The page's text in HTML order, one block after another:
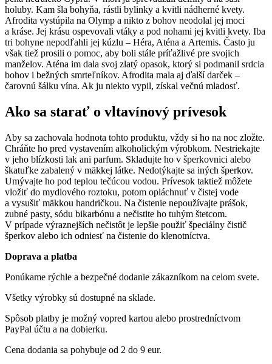
holuby. Kam šla bohyňa, rástli bylinky a kvitli nádherné kvety.
Afrodita vystúpila na Olymp a nikto z bohov neodolal jej moci
a kráse. Jej krásu ospevovali vtáky a pod nohami jej kvitli kvety. Iba
tri bohyne nepodľahli jej kúzlu – Héra, Aténa a Artemis. Často ju
však tiež prosili o pomoc, aby boli stále príťažlivé pre svojich
manželov. Aténa im dala svoj zlatý opasok, ktorý si podmanil srdcia
bohov i bežných smrteľníkov. Afrodita mala aj ďalší darček –
čarovnú šálku vína. Ak ju niekto vypil, získal večnú mladosť.
Ako sa starať o vltavínový prívesok
Aby sa zachovala hodnota tohto produktu, vždy si ho na noc zložte.
Chráňte ho pred vystavením alkoholickým výrobkom. Nestriekajte
v jeho blízkosti lak ani parfum. Skladujte ho v šperkovnici alebo
škatuľke zabalený v mäkkej látke. Nedotýkajte sa iných šperkov.
Umývajte ho pod teplou tečúcou vodou. Prívesok taktiež môžete
vložiť do mydlového roztoku, potom opláchnuť v čistej vode
a vysušiť mäkkou handričkou. Na čistenie nepoužívajte prášok,
zubné pasty, sódu bikarbónu a nečistite ho tuhým štetcom.
V prípade výraznejších nečistôt je lepšie použiť špeciálny čistič
šperkov alebo ich odniesť na čistenie do klenotníctva.
Doprava a platba
Ponúkame rýchle a bezpečné dodanie zákazníkom na celom svete.
Všetky výrobky sú dostupné na sklade.
Spôsob platby je možný vopred kartou alebo prostredníctvom
PayPal účtu a na dobierku.
Cena dodania sa pohybuje od 2 do 9 eur.